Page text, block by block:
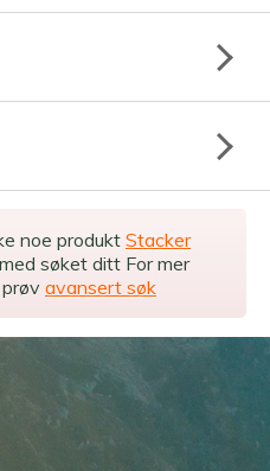
noe produkt Stacker
søket ditt For mer
avansert søk